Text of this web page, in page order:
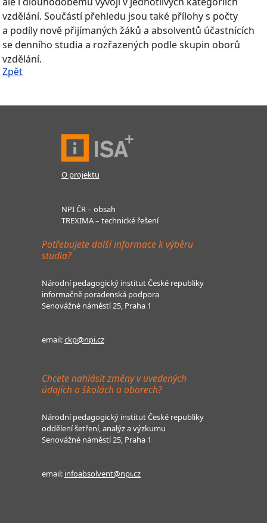
vzdělání. Součástí přehledu jsou také přílohy s počty
a podíly nově přijímaných žáků a absolventů účastnících
se denního studia a rozřazených podle skupin oborů
vzdělání.
Zpět
O projektu
NPI ČR – obsah
TREXIMA – technické řešení
Potřebujete další informace k výběru
studia?
Národní pedagogický institut České republiky
informačně poradenská podpora
Senovážné náměstí 25, Praha 1
email:ckp@npi.cz
Chcete nahlásit změny v uvedených
údajích o školách a oborech?
Národní pedagogický institut České republiky
oddělení šetření, analýz a výzkumu
Senovážné náměstí 25, Praha 1
email: infoabsolvent@npi.cz